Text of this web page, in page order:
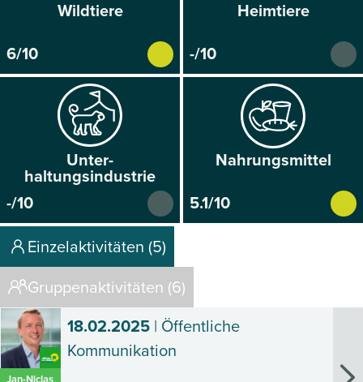
Wild­tiere
6/10
Heim­tiere
-/10
Unter­
haltungsindustrie
-/10
Nahrungs­mittel
5.1/10
Einzelaktivitäten (5)
Gruppenaktivitäten (6)
Jan-Niclas
18.02.2025| Öffentliche
Kommunikation